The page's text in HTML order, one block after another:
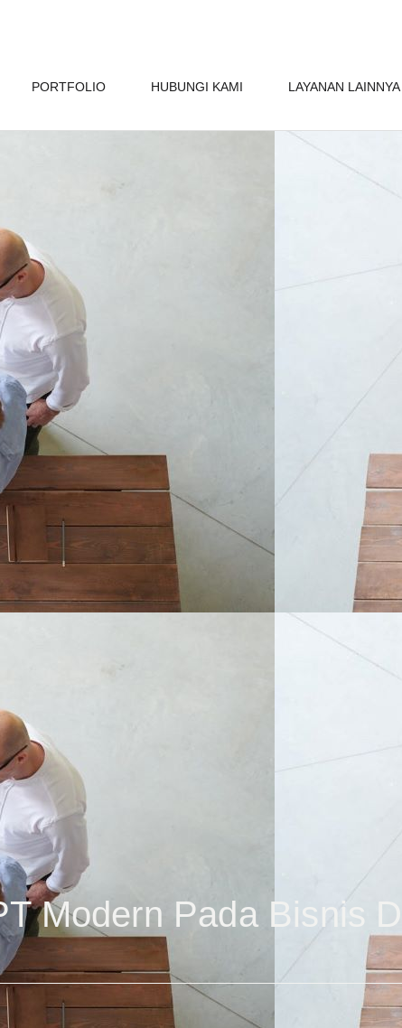
PORTFOLIO HUBUNGI KAMI LAYANAN LAINNYA
Modern Pada Bisnis